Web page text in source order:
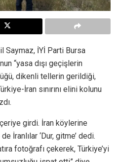
Saymaz, İYİ Parti Bursa
“yasa dışı geçişlerin
dikenli tellerin gerildiği,
İran sınırını elini kolunu
girdi. İran köylerine
İranlılar ‘Dur, gitme’ dedi.
fotoğrafı çekerek, Türkiye’yi